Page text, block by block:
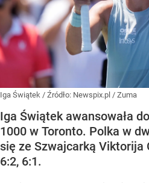
Iga Świątek / Źródło: Newspix.pl / Zuma
Iga Świątek awansowała
1000 w Toronto. Polka w
się ze Szwajcarką Viktorija
6:2, 6:1.